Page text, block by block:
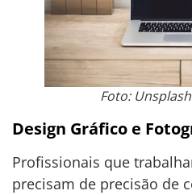
Foto:
Design Gráfico e
Profissionais que
precisam de precisão de